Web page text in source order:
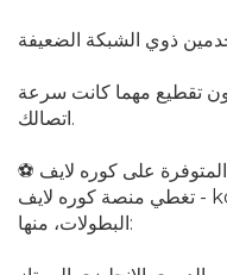
ذوي الشبكة الضعيفة
تقطيع مهما كانت سرعة
اتصالك.
المتوفرة على كوره لايف
تغطي منصة كوره لايف - kooralive مجموعة ضخمة من
البطولات، منها: